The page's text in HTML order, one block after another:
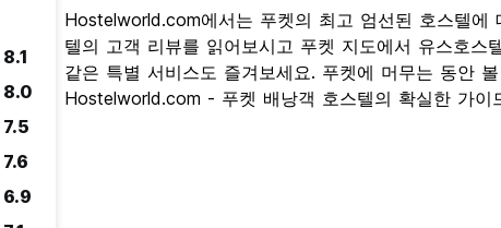
8.1
8.0
7.5
7.6
6.9
Hostelworld.com에서는 푸켓의 최고 엄선된 호스텔
텔의 고객 리뷰를 읽어보시고 푸켓 지도에서 유스호
같은 특별 서비스도 즐겨보세요. 푸켓에 머무는 동안
Hostelworld.com - 푸켓 배낭객 호스텔의 확실한 가이